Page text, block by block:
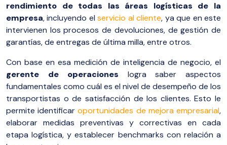
rendimiento de todas las áreas logísticas de la
empresa, incluyendo elservicio al cliente, ya que en este
intervienen los procesos de devoluciones, de gestión de
garantías, de entregas de última milla, entre otros.
Con base en esa medición de inteligencia de negocio, el
gerente de operaciones logra saber aspectos
fundamentales como cuál es el nivel de desempeño de los
transportistas o de satisfacción de los clientes. Esto le
permite identificaroportunidades de mejora empresarial,
elaborar medidas preventivas y correctivas en cada
etapa logística, y establecer benchmarks con relación a